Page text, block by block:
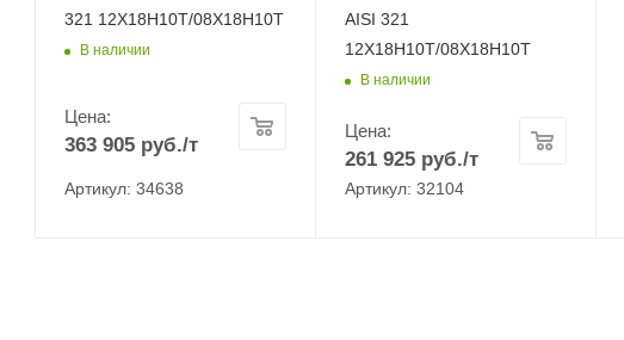
321 12Х18Н10Т/08Х18Н10Т
В наличии
Цена:
363 905 руб./т
Артикул: 34638
AISI 321
12Х18Н10Т/08Х18Н10Т
В наличии
Цена:
261 925руб./т
Артикул: 32104